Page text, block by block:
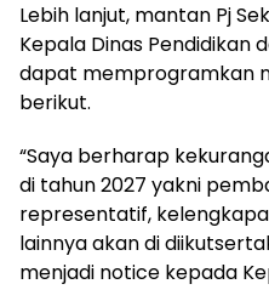
Lebih lanjut, mantan Pj
Kepala Dinas Pendidikan
dapat memprogramkan
berikut.
“Saya berharap
di tahun 2027 yakni
representatif,
lainnya akan di
menjadi notice kepada